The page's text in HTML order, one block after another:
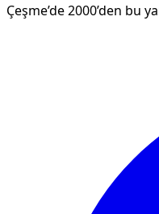
Çeşme’de 2000’den